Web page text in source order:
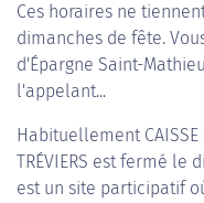
Ces horaires ne
dimanches de fête.
d'Épargne Saint-
l'appelant...
Habituellement
TRÉVIERS est fermé le
est un site participatif